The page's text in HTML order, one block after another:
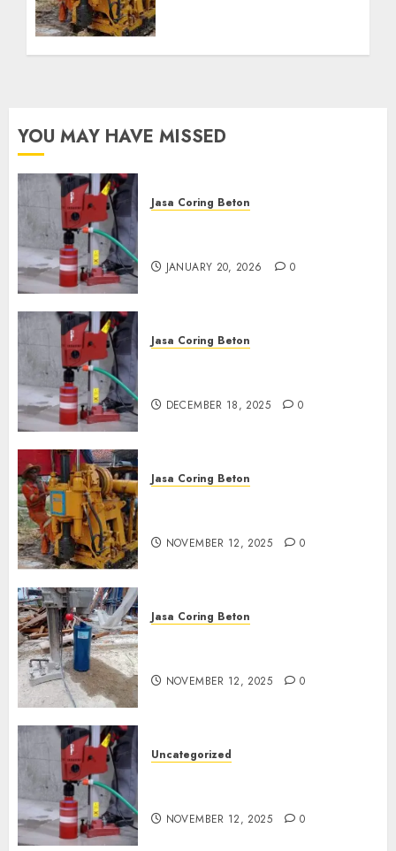
YOU MAY HAVE MISSED
Jasa Coring Beton
JANUARY 20, 2026 0
Jasa Coring Beton
DECEMBER 18, 2025 0
Jasa Coring Beton
NOVEMBER 12, 2025 0
Jasa Coring Beton
NOVEMBER 12, 2025 0
Uncategorized
NOVEMBER 12, 2025 0